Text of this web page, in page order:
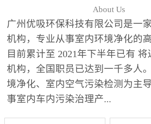
About Us
广州优吸环保科技有限公司是一
机构，专业从事室内环境净化的
目前累计至 2021年下半年已有 将
机构，全国职员已达到一千多人
境净化、室内空气污染检测为主
事室内车内污染治理产...